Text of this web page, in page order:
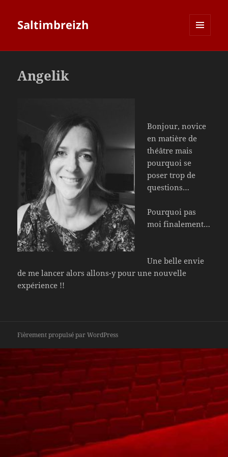
Saltimbreizh
Angelik
Bonjour, novice
en matière de
théâtre mais
pourquoi se
poser trop de
questions…
Pourquoi pas
moi finalement…
Une belle envie
de me lancer alors allons-y pour une nouvelle
expérience !!
Fièrement propulsé par WordPress